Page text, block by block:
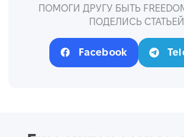
ПОМОГИ ДРУГУ БЫТЬ FREEDOM
ПОДЕЛИСЬ СТАТЬЕЙ
Facebook